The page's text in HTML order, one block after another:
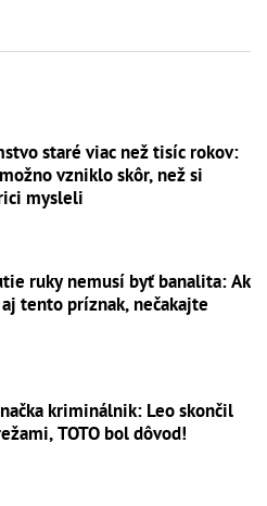
staré viac než tisíc rokov:
vzniklo skôr, než si
mysleli
ruky nemusí byť banalita: Ak
tento príznak, nečakajte
kriminálnik: Leo skončil
TOTO bol dôvod!